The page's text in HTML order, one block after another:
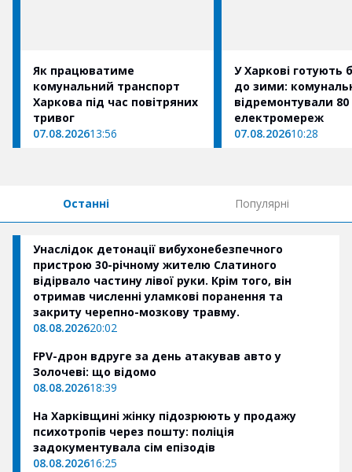
Як працюватиме
комунальний транспорт
Харкова під час повітряних
тривог
07.08.202613:56
У Харкові готують
до зими:
відремонтували 80
електромереж
07.08.202610:28
Останні Популярні
Унаслідок детонації вибухонебезпечного
пристрою 30-річному жителю Слатиного
відірвало частину лівої руки. Крім того, він
отримав численні уламкові поранення та
закриту черепно-мозкову травму.
08.08.202620:02
FPV-дрон вдруге за день атакував авто у
Золочеві: що відомо
08.08.202618:39
На Харківщині жінку підозрюють у продажу
психотропів через пошту: поліція
задокументувала сім епізодів
08.08.202616:25